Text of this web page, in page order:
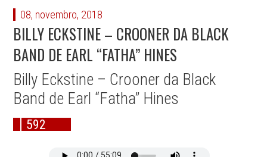
08, novembro, 2018
BILLY ECKSTINE – CROONER DA BLACK
BAND DE EARL “FATHA” HINES
Billy Eckstine – Crooner da Black
Band de Earl “Fatha” Hines
592